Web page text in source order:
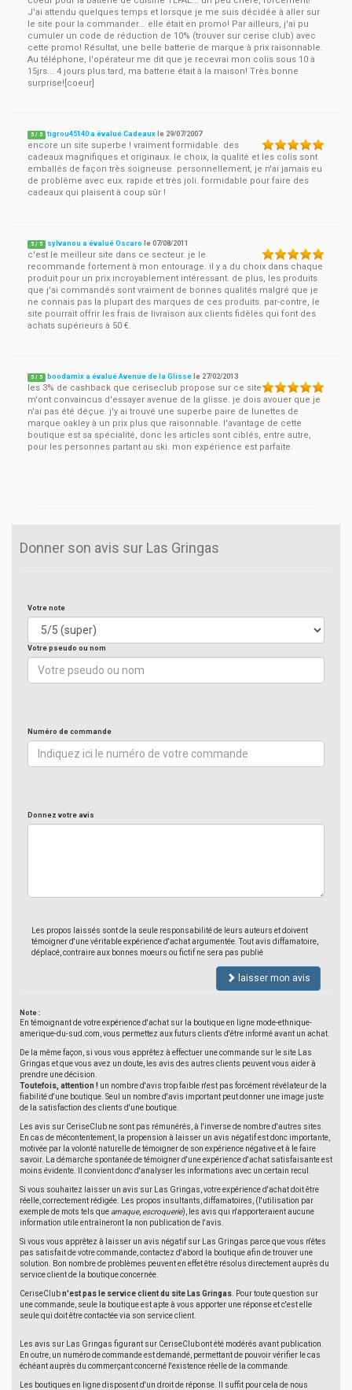
J'ai attendu quelques temps et lorsque je me suis décidée à aller sur
le site pour la commander... elle était en promo! Par ailleurs, j'ai pu
cumuler un code de réduction de 10% (trouver sur cerise club) avec
cette promo! Résultat, une belle batterie de marque à prix raisonnable.
Au téléphone, l'opérateur me dit que je recevrai mon colis sous 10 à
15jrs... 4 jours plus tard, ma batterie était à la maison! Très bonne
surprise![coeur]
5 / 5 tigrou45140 a évalué Cadeaux le 29/07/2007
encore un site superbe ! vraiment formidable. des
cadeaux magnifiques et originaux. le choix, la qualité et les colis sont
emballés de façon très soigneuse. personnellement, je n'ai jamais eu
de problème avec eux. rapide et très joli. formidable pour faire des
cadeaux qui plaisent à coup sûr !
5 / 5 sylvanou a évalué Oscaro le07/08/2011
c'est le meilleur site dans ce secteur. je le
recommande fortement à mon entourage. il y a du choix dans chaque
produit pour un prix incroyablement intéressant. de plus, les produits
que j'ai commandés sont vraiment de bonnes qualités malgré que je
ne connais pas la plupart des marques de ces produits. par-contre, le
site pourrait offrir les frais de livraison aux clients fidèles qui font des
achats supérieurs à 50 €.
5 / 5 boodamix a évalué Avenue de la Glisse le 27/02/2013
les 3% de cashback que ceriseclub propose sur ce site
m'ont convaincus d'essayer avenue de la glisse. je dois avouer que je
n'ai pas été déçue. j'y ai trouvé une superbe paire de lunettes de
marque oakley à un prix plus que raisonnable. l'avantage de cette
boutique est sa spécialité, donc les articles sont ciblés, entre autre,
pour les personnes partant au ski. mon expérience est parfaite.
Donner son avis sur Las Gringas
Votre note
Votre pseudo ou nom
Numéro de commande
Donnez votre avis
Les propos laissés sont de la seule responsabilité de leurs auteurs et doivent
témoigner d'une véritable expérience d'achat argumentée. Tout avis diffamatoire,
déplacé, contraire aux bonnes moeurs ou fictif ne sera pas publié
laisser mon avis
Note :
En témoignant de votre expérience d'achat sur la boutique en ligne mode-ethnique-
amerique-du-sud.com, vous permettez aux futurs clients d'être informé avant un achat.
De la même façon, si vous vous apprêtez à effectuer une commande sur le site Las
Gringas et que vous avez un doute, les avis des autres clients peuvent vous aider à
prendre une décision.
Toutefois, attention ! un nombre d'avis trop faible n'est pas forcément révélateur de la
fiabilité d'une boutique. Seul un nombre d'avis important peut donner une image juste
de la satisfaction des clients d'une boutique.
Les avis sur CeriseClub ne sont pas rémunérés, à l'inverse de nombre d'autres sites.
En cas de mécontentement, la propension à laisser un avis négatif est donc importante,
motivée par la volonté naturelle de témoigner de son expérience négative et à le faire
savoir. La démarche spontanée de témoigner d'une expérience d'achat satisfaisante est
moins évidente. Il convient donc d'analyser les informations avec un certain recul.
Si vous souhaitez laisser un avis sur Las Gringas, votre expérience d'achat doit être
réelle, correctement rédigée. Les propos insultants, diffamatoires, (l'utilisation par
exemple de mots tels que arnaque, escroquerie), les avis qui n'apporteraient aucune
information utile entraîneront la non publication de l'avis.
Si vous vous apprêtez à laisser un avis négatif sur Las Gringas parce que vous n'êtes
pas satisfait de votre commande, contactez d'abord la boutique afin de trouver une
solution. Bon nombre de problèmes peuvent en effet être résolus directement auprès du
service client de la boutique concernée.
CeriseClubn'est pas le service client du site Las Gringas . Pour toute question sur
une commande, seule la boutique est apte à vous apporter une réponse et c'est elle
seule qui doit être contactée via son service client.
Les avis sur Las Gringas figurant sur CeriseClub ont été modérés avant publication.
En outre, un numéro de commande est demandé, permettant de pouvoir vérifier le cas
échéant auprès du commerçant concerné l'existence réelle de la commande.
Les boutiques en ligne disposent d'un droit de réponse. Il suffit pour cela de nous